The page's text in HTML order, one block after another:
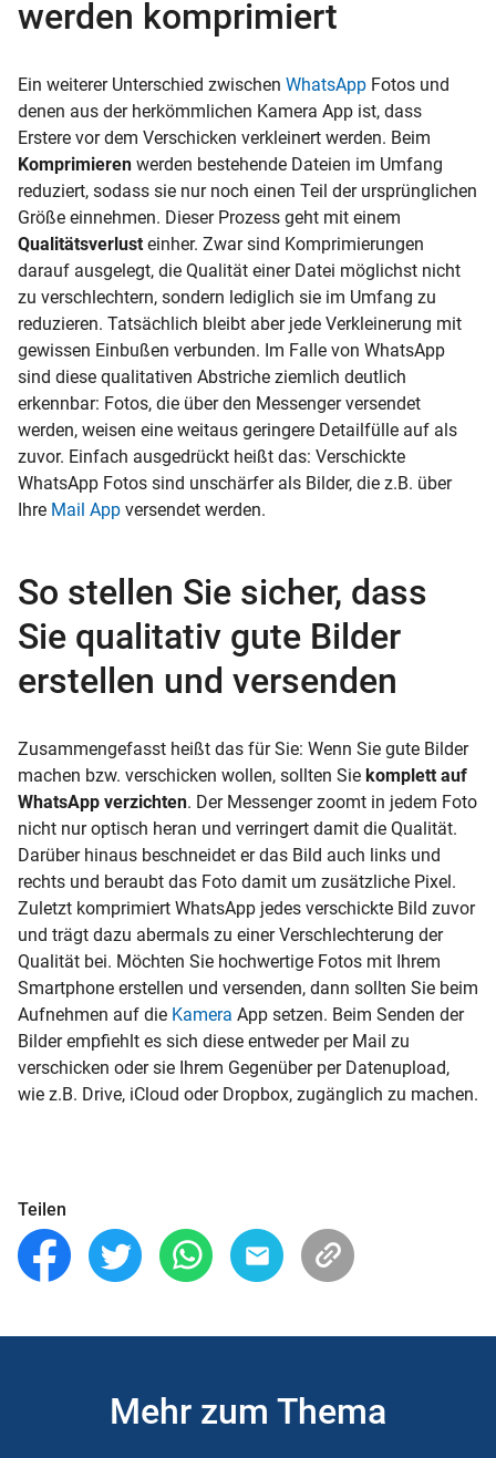
werden komprimiert
Ein weiterer Unterschied zwischen WhatsApp Fotos und
denen aus der herkömmlichen Kamera App ist, dass
Erstere vor dem Verschicken verkleinert werden. Beim
Komprimieren werden bestehende Dateien im Umfang
reduziert, sodass sie nur noch einen Teil der ursprünglichen
Größe einnehmen. Dieser Prozess geht mit einem
Qualitätsverlust einher. Zwar sind Komprimierungen
darauf ausgelegt, die Qualität einer Datei möglichst nicht
zu verschlechtern, sondern lediglich sie im Umfang zu
reduzieren. Tatsächlich bleibt aber jede Verkleinerung mit
gewissen Einbußen verbunden. Im Falle von WhatsApp
sind diese qualitativen Abstriche ziemlich deutlich
erkennbar: Fotos, die über den Messenger versendet
werden, weisen eine weitaus geringere Detailfülle auf als
zuvor. Einfach ausgedrückt heißt das: Verschickte
WhatsApp Fotos sind unschärfer als Bilder, die z.B. über
Ihre Mail App versendet werden.
So stellen Sie sicher, dass
Sie qualitativ gute Bilder
erstellen und versenden
Zusammengefasst heißt das für Sie: Wenn Sie gute Bilder
machen bzw. verschicken wollen, sollten Sie komplett auf
WhatsApp verzichten. Der Messenger zoomt in jedem Foto
nicht nur optisch heran und verringert damit die Qualität.
Darüber hinaus beschneidet er das Bild auch links und
rechts und beraubt das Foto damit um zusätzliche Pixel.
Zuletzt komprimiert WhatsApp jedes verschickte Bild zuvor
und trägt dazu abermals zu einer Verschlechterung der
Qualität bei. Möchten Sie hochwertige Fotos mit Ihrem
Smartphone erstellen und versenden, dann sollten Sie beim
Aufnehmen auf die Kamera App setzen. Beim Senden der
Bilder empfiehlt es sich diese entweder per Mail zu
verschicken oder sie Ihrem Gegenüber per Datenupload,
wie z.B. Drive, iCloud oder Dropbox, zugänglich zu machen.
Teilen
Mehr zum Thema